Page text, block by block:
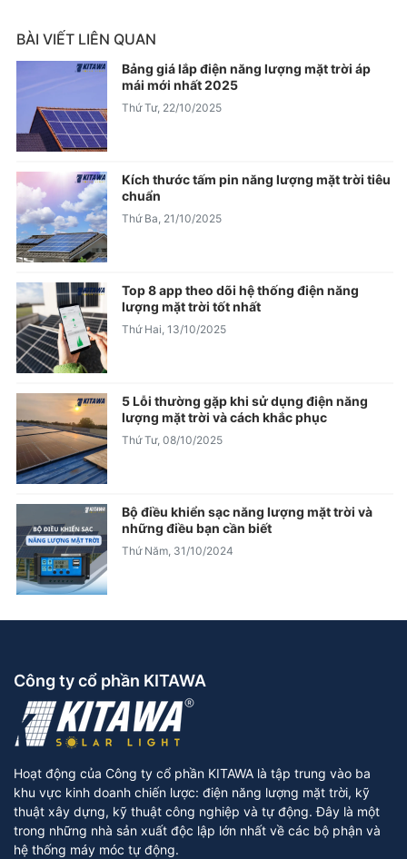
BÀI VIẾT LIÊN QUAN
Bảng giá lắp điện năng lượng mặt trời áp
mái mới nhất 2025
Thứ Tư, 22/10/2025
Kích thước tấm pin năng lượng mặt trời tiêu
chuẩn
Thứ Ba, 21/10/2025
Top 8 app theo dõi hệ thống điện năng
lượng mặt trời tốt nhất
Thứ Hai, 13/10/2025
5 Lỗi thường gặp khi sử dụng điện năng
lượng mặt trời và cách khắc phục
Thứ Tư, 08/10/2025
Bộ điều khiển sạc năng lượng mặt trời và
những điều bạn cần biết
Thứ Năm, 31/10/2024
Công ty cổ phần KITAWA
Hoạt động của Công ty cổ phần KITAWA là tập trung vào ba
khu vực kinh doanh chiến lược: điện năng lượng mặt trời, kỹ
thuật xây dựng, kỹ thuật công nghiệp và tự động. Đây là một
trong những nhà sản xuất độc lập lớn nhất về các bộ phận và
hệ thống máy móc tự động.